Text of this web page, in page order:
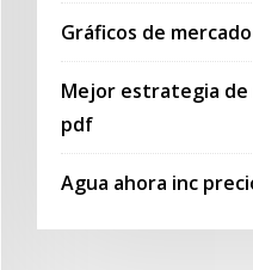
Gráficos de
Mejor estrategia de
pdf
Agua ahora inc